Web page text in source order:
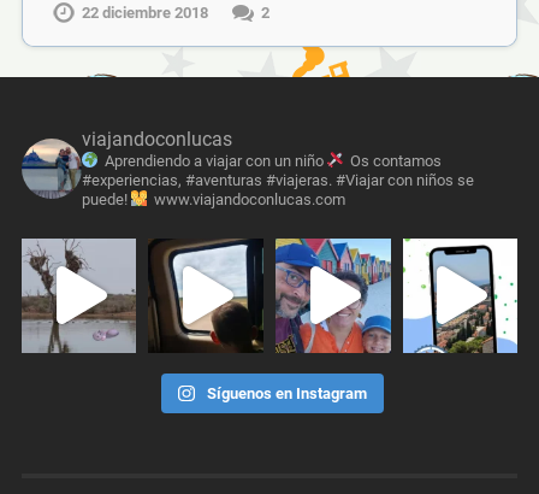
22 diciembre 2018 2
viajandoconlucas
Aprendiendo a viajar con un niño
Os contamos
#experiencias, #aventuras #viajeras. #Viajar con niños se
puede!
www.viajandoconlucas.com
Síguenos en Instagram